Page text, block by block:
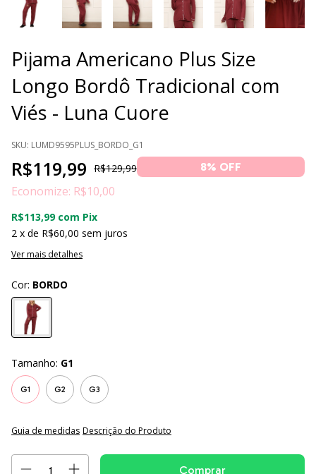
Pijama Americano Plus Size
Longo Bordô Tradicional com
Viés - Luna Cuore
SKU: LUMD9595PLUS_BORDO_G1
R$119,99 R$129,99 8% OFF
Economize: R$10,00
R$113,99 com Pix
2 x de R$60,00 sem juros
Ver mais detalhes
Cor: BORDO
Tamanho: G1
G1 G2 G3
Guia de medidas Descrição do Produto